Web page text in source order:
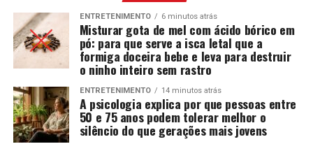
ENTRETENIMENTO 6 minutos atrás
Misturar gota de mel com ácido bórico em
pó: para que serve a isca letal que a
formiga doceira bebe e leva para destruir
o ninho inteiro sem rastro
ENTRETENIMENTO 14 minutos atrás
A psicologia explica por que pessoas entre
50 e 75 anos podem tolerar melhor o
silêncio do que gerações mais jovens